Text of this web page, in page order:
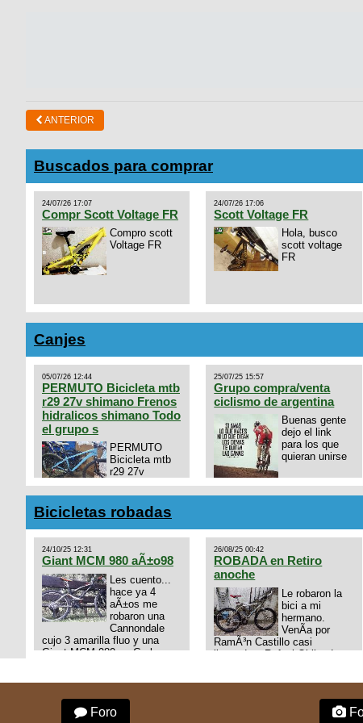
ANTERIOR
Buscados para comprar
24/07/26 17:07
Compr Scott Voltage FR
Compro scott
Voltage FR
24/07/26 17:06
Scott Voltage FR
Hola, busco
scott voltage
FR
Canjes
05/07/26 12:44
PERMUTO Bicicleta mtb
r29 27v shimano Frenos
hidralicos shimano Todo
el grupo s
PERMUTO
Bicicleta mtb
r29 27v
shimano
Frenos hidralicos shimano
Todo el grupo shimano Talle
s/m Permuto x pistera o ruta
talle s o m.
25/07/25 15:57
Grupo compra/venta
ciclismo de argentina
Buenas gente
dejo el link
para los que
quieran unirse
https://chat.whatsapp.com/
mode=ac_t
Bicicletas robadas
24/10/25 12:31
Giant MCM 980 aÃ±o98
Les cuento...
hace ya 4
aÃ±os me
robaron una
Cannondale
cujo 3 amarilla fluo y una
Giant MCM 980 en Gral
a Lujan. Aun conservo las
denuncias y las fotos de mis
26/08/25 00:42
ROBADA en Retiro
anoche
Le robaron la
bici a mi
hermano.
VenÃ­a por
RamÃ³n Castillo casi
llegando a Rafael Obligado en
bici y se la llevaron para la
Foro